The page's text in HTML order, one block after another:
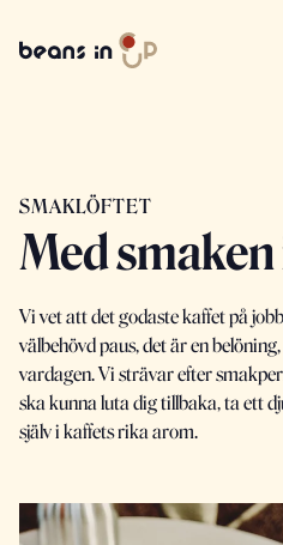
SMAKLÖFTET
Med
Vi vet att det godaste kaffet på
välbehövd paus, det är en
vardagen. Vi strävar efter
ska kunna luta dig tillbaka, ta ett
själv i kaffets rika arom.